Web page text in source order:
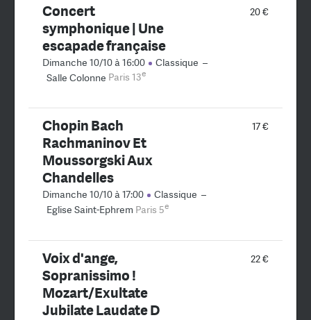
20 €
Concert
symphonique | Une
escapade française
Dimanche 10/10 à 16:00 Classique –
Salle Colonne Paris 13e
17 €
Chopin Bach
Rachmaninov Et
Moussorgski Aux
Chandelles
Dimanche 10/10 à 17:00 Classique –
Eglise Saint-Ephrem Paris 5e
22 €
Voix d'ange,
Sopranissimo !
Mozart/Exultate
Jubilate Laudate D